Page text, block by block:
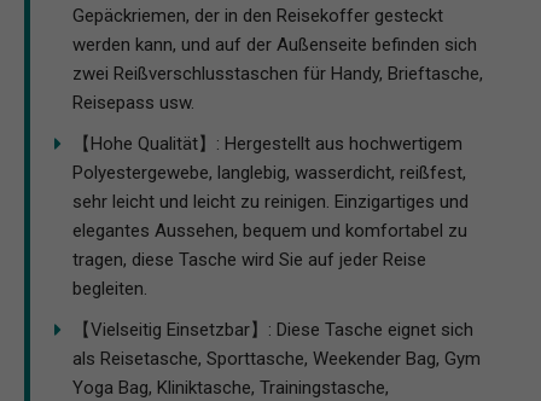
Gepäckriemen, der in den Reisekoffer gesteckt
werden kann, und auf der Außenseite befinden sich
zwei Reißverschlusstaschen für Handy, Brieftasche,
Reisepass usw.
【Hohe Qualität】: Hergestellt aus hochwertigem
Polyestergewebe, langlebig, wasserdicht, reißfest,
sehr leicht und leicht zu reinigen. Einzigartiges und
elegantes Aussehen, bequem und komfortabel zu
tragen, diese Tasche wird Sie auf jeder Reise
begleiten.
【Vielseitig Einsetzbar】: Diese Tasche eignet sich
als Reisetasche, Sporttasche, Weekender Bag, Gym
Yoga Bag, Kliniktasche, Trainingstasche,